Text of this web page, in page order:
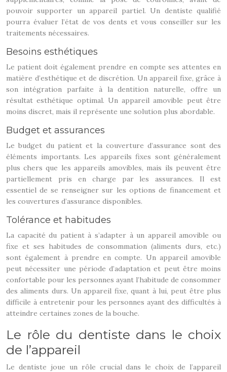
pouvoir supporter un appareil partiel. Un dentiste qualifié
pourra évaluer l’état de vos dents et vous conseiller sur les
traitements nécessaires.
Besoins esthétiques
Le patient doit également prendre en compte ses attentes en
matière d’esthétique et de discrétion. Un appareil fixe, grâce à
son intégration parfaite à la dentition naturelle, offre un
résultat esthétique optimal. Un appareil amovible peut être
moins discret, mais il représente une solution plus abordable.
Budget et assurances
Le budget du patient et la couverture d’assurance sont des
éléments importants. Les appareils fixes sont généralement
plus chers que les appareils amovibles, mais ils peuvent être
partiellement pris en charge par les assurances. Il est
essentiel de se renseigner sur les options de financement et
les couvertures d’assurance disponibles.
Tolérance et habitudes
La capacité du patient à s’adapter à un appareil amovible ou
fixe et ses habitudes de consommation (aliments durs, etc.)
sont également à prendre en compte. Un appareil amovible
peut nécessiter une période d’adaptation et peut être moins
confortable pour les personnes ayant l’habitude de consommer
des aliments durs. Un appareil fixe, quant à lui, peut être plus
difficile à entretenir pour les personnes ayant des difficultés à
atteindre certaines zones de la bouche.
Le rôle du dentiste dans le choix
de l’appareil
Le dentiste joue un rôle crucial dans le choix de l’appareil